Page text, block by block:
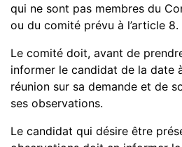
qui ne sont pas membres du
ou du comité prévu à l’article 8.
Le comité doit, avant de
informer le candidat de la date
réunion sur sa demande et de
ses observations.
Le candidat qui désire être